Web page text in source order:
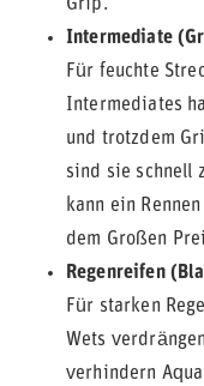
Grip.
Intermediate
Für feuchte
Intermediates
und trotzdem
sind sie schnell
kann ein
dem Großen
Regenreifen
Für starken
Wets
verhindern